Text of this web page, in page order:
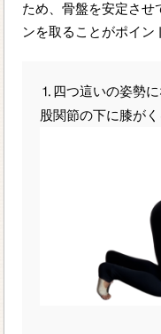
ため、骨盤を安定させ
ンを取ることがポイン
⒈四つ這いの姿勢に
股関節の下に膝がく